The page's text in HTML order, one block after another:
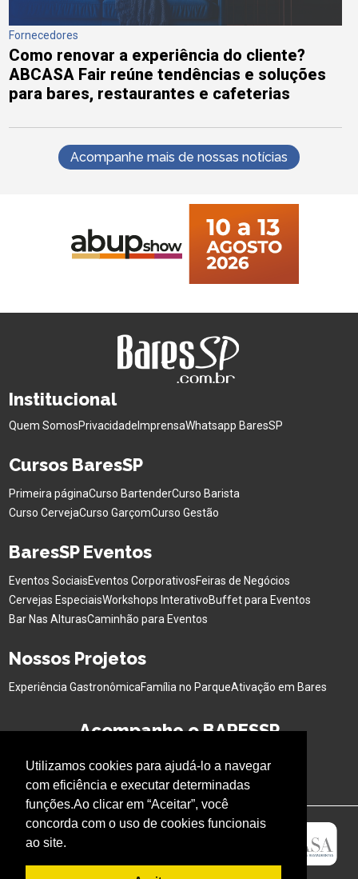
Utilizamos cookies para ajudá-lo a navegar
com eficiência e executar determinadas
funções.Ao clicar em “Aceitar”, você
concorda com o uso de cookies funcionais
ao site.
Fornecedores
Como renovar a experiência do cliente?
ABCASA Fair reúne tendências e soluções
para bares, restaurantes e cafeterias
Acompanhe mais de nossas notícias
Institucional
Quem SomosPrivacidade ImprensaWhatsapp BaresSP
Cursos BaresSP
Primeira páginaCurso BartenderCurso Barista
Curso CervejaCurso GarçomCurso Gestão
BaresSP Eventos
Eventos SociaisEventos CorporativosFeiras de Negócios
Cervejas EspeciaisWorkshops InterativoBuffet para Eventos
Bar Nas AlturasCaminhão para Eventos
Nossos Projetos
Experiência GastronômicaFamília no ParqueAtivação em Bares
Acompanhe o BARESSP